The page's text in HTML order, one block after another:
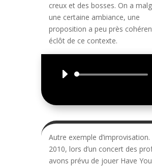
creux et des bosses. On a
une certaine ambiance, une
proposition a peu près
éclôt de ce contexte.
Lecteur
Autre exemple d’improvisation.
2010, lors d’un concert des
avons prévu de jouer Have